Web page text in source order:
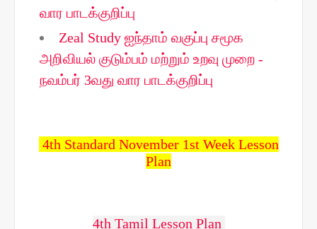
வார பாடக்குறிப்பு
Zeal Study ஐந்தாம் வகுப்பு சமூக
அறிவியல் குடும்பம் மற்றும் உறவு முறை -
நவம்பர் 3வது வார பாடக்குறிப்பு
4th Standard November 1st Week Lesson
Plan
4th Tamil Lesson Plan